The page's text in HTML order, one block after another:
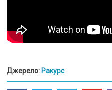
Джерело: Ракурс